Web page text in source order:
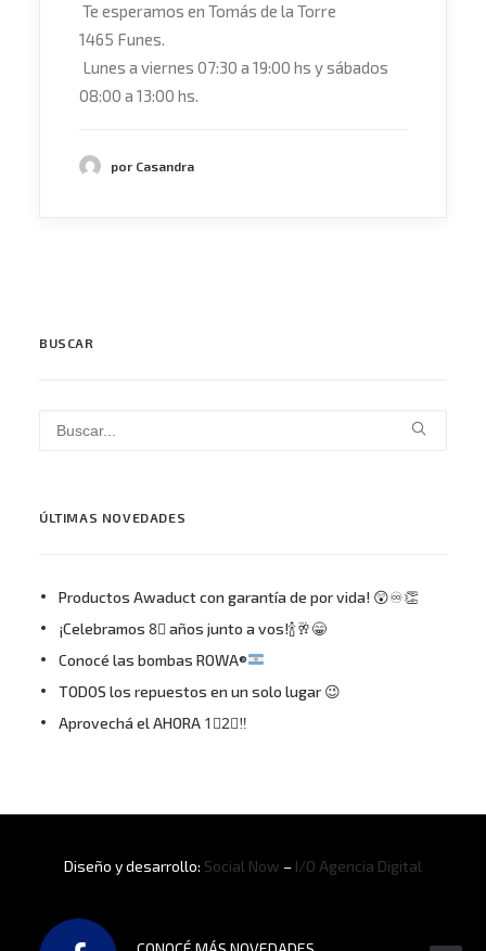
Te esperamos en Tomás de la Torre
1465 Funes.
Lunes a viernes 07:30 a 19:00 hs y sábados
08:00 a 13:00 hs.
por Casandra
BUSCAR
ÚLTIMAS NOVEDADES
Productos Awaduct con garantía de por vida! 😲♾👏
¡Celebramos 8⃣ años junto a vos!🍾🥂😁
Conocé las bombas ROWA®
TODOS los repuestos en un solo lugar 😉
Aprovechá el AHORA 1⃣2⃣‼
Diseño y desarrollo: Social Now – I/O Agencia Digital